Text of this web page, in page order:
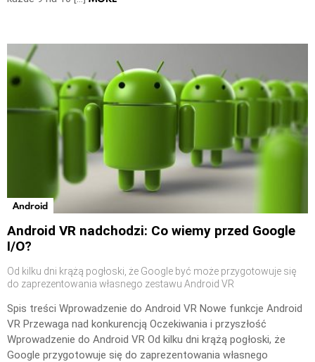
Android
Android VR nadchodzi: Co wiemy przed Google
I/O?
Od kilku dni krążą pogłoski, że Google być może przygotowuje się
do zaprezentowania własnego zestawu Android VR
Spis treści Wprowadzenie do Android VR Nowe funkcje Android
VR Przewaga nad konkurencją Oczekiwania i przyszłość
Wprowadzenie do Android VR Od kilku dni krążą pogłoski, że
Google przygotowuje się do zaprezentowania własnego